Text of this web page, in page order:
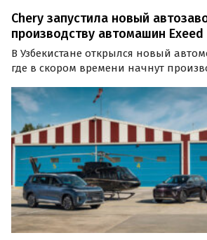
Chery запустила новый
производству автомашин Exeed
В Узбекистане открылся новый
где в скором времени начнут
этапе будут выпускаться кроссоверы
сообщает портал «Китайские